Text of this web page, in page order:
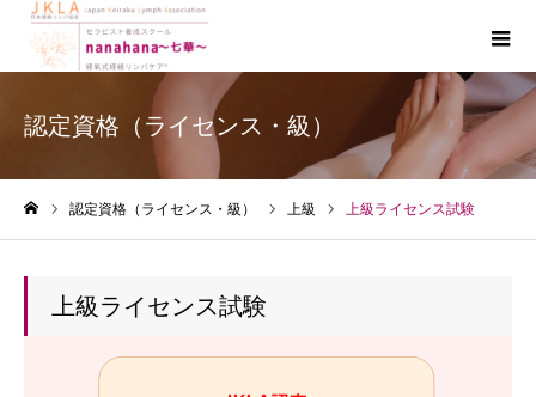
認定資格（ライセンス・級）
認定資格（ライセンス・級） 上級 上級ライセンス試験
上級ライセンス試験